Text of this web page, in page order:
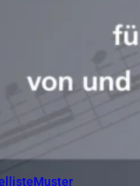
Muster